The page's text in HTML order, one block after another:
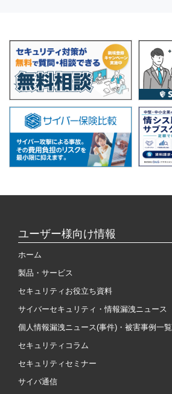
ユーザー様向け情報
ホーム
製品・サービス
セキュリティお役立ち資料
サイバーセキュリティ・情報漏洩ニュース
個人情報漏洩ニュース(事件)・被害事例一覧
セキュリティコラム
セキュリティセミナー
サイバ通信